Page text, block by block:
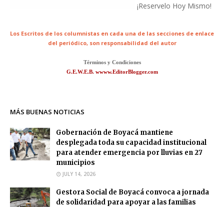
¡Reservelo Hoy Mismo!
Los Escritos de los columnistas en cada una de las secciones de enlace
del periódico, son responsabilidad del autor
Términos y Condiciones
G.E.W.E.B. wwww.EditorBlogger.com
MÁS BUENAS NOTICIAS
Gobernación de Boyacá mantiene
desplegada toda su capacidad institucional
para atender emergencia por lluvias en 27
municipios
JULY 14, 2026
Gestora Social de Boyacá convoca a jornada
de solidaridad para apoyar a las familias